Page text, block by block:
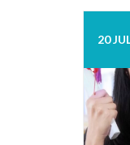
20